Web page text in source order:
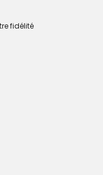
fidélité